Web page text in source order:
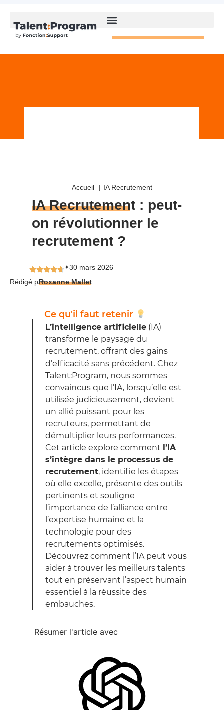
Accueil IA Recrutement
IA Recrutement : peut-
on révolutionner le
recrutement ?
✦30 mars 2026
Rédigé parRoxanne Mallet
Ce qu'il faut retenir
L’intelligence artificielle (IA)
transforme le paysage du
recrutement, offrant des gains
d’efficacité sans précédent. Chez
Talent:Program, nous sommes
convaincus que l’IA, lorsqu’elle est
utilisée judicieusement, devient
un allié puissant pour les
recruteurs, permettant de
démultiplier leurs performances.
Cet article explore comment l’IA
s’intègre dans le processus de
recrutement, identifie les étapes
où elle excelle, présente des outils
pertinents et souligne
l’importance de l’alliance entre
l’expertise humaine et la
technologie pour des
recrutements optimisés.
Découvrez comment l’IA peut vous
aider à trouver les meilleurs talents
tout en préservant l’aspect humain
essentiel à la réussite des
embauches.
Résumer l'article avec